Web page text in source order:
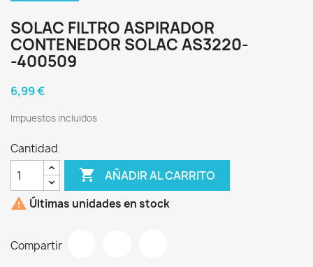
SOLAC FILTRO ASPIRADOR
CONTENEDOR SOLAC AS3220-
-400509
6,99 €
Impuestos incluidos
Cantidad
 AÑADIR AL CARRITO
 Últimas unidades en stock
Compartir